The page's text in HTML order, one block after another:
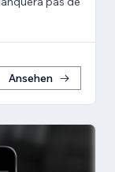
Ansehen